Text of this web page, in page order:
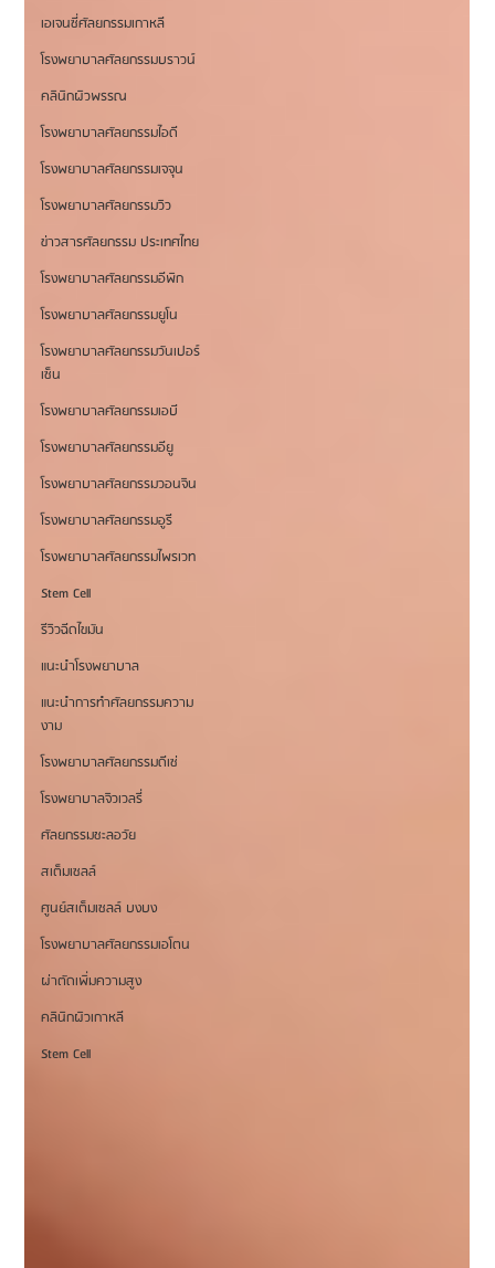
เอเจนซี่ศัลยกรรมเกาหลี
โรงพยาบาลศัลยกรรมบราวน์
คลินิกผิวพรรณ
โรงพยาบาลศัลยกรรมไอดี
โรงพยาบาลศัลยกรรมเจจุน
โรงพยาบาลศัลยกรรมวิว
ข่าวสารศัลยกรรม ประเทศไทย
โรงพยาบาลศัลยกรรมอีพิก
โรงพยาบาลศัลยกรรมยูโน
โรงพยาบาลศัลยกรรมวันเปอร์
เซ็น
โรงพยาบาลศัลยกรรมเอบี
โรงพยาบาลศัลยกรรมอียู
โรงพยาบาลศัลยกรรมวอนจิน
โรงพยาบาลศัลยกรรมอูรี
โรงพยาบาลศัลยกรรมไพรเวท
Stem Cell
รีวิวฉีดไขมัน
แนะนำโรงพยาบาล
แนะนำการทำศัลยกรรมความ
งาม
โรงพยาบาลศัลยกรรมดีเซ่
โรงพยาบาลจิวเวลรี่
ศัลยกรรมชะลอวัย
สเต็มเซลล์
ศูนย์สเต็มเซลล์ บงบง
โรงพยาบาลศัลยกรรมเอโตน
ผ่าตัดเพิ่มความสูง
คลินิกผิวเกาหลี
Stem Cell